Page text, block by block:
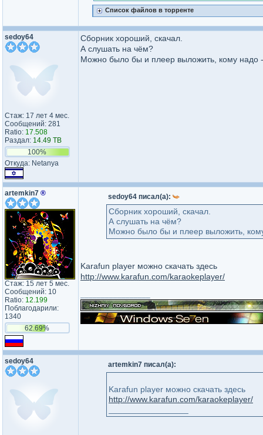
Список файлов в торренте
sedoy64
Стаж: 17 лет 4 мес.
Сообщений: 281
Ratio: 17.508
Раздал: 14.49 TB
100%
Откуда: Netanya
Сборник хороший, скачал.
А слушать на чём?
Можно было бы и плеер выложить, кому надо
artemkin7 ®
Стаж: 15 лет 5 мес.
Сообщений: 10
Ratio: 12.199
Поблагодарили:
1340
62.69%
sedoy64 писал(а):
Сборник хороший, скачал.
А слушать на чём?
Можно было бы и плеер выложить,
Karafun player можно скачать здесь
http://www.karafun.com/karaokeplayer/
sedoy64 artemkin7 писал(а):
Karafun player можно скачать здесь
http://www.karafun.com/karaokeplayer/